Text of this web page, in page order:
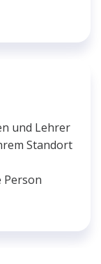
und Lehrer
Standort